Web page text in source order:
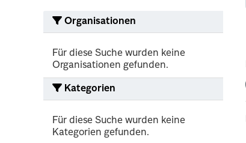
Organisationen
Für diese Suche wurden keine
Organisationen gefunden.
Kategorien
Für diese Suche wurden keine
Kategorien gefunden.